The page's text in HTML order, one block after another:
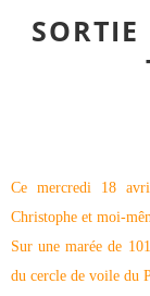
Ce mercredi 18
Christophe et moi-
Sur une marée de
du cercle de voile du